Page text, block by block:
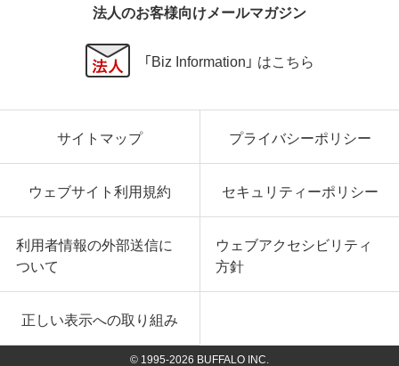
法人のお客様向けメールマガジン
「Biz Information」 はこちら
サイトマップ プライバシーポリシー
ウェブサイト利用規約 セキュリティーポリシー
利用者情報の外部送信に
ついて
ウェブアクセシビリティ
方針
正しい表示への取り組み
© 1995-2026 BUFFALO INC.